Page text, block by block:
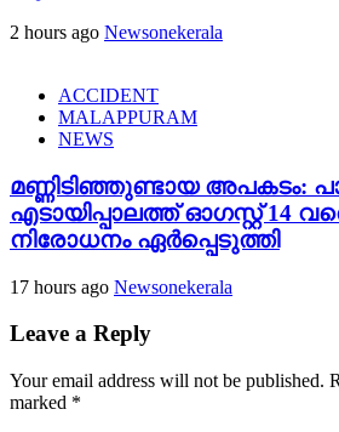
2 hours ago Newsonekerala
ACCIDENT
MALAPPURAM
NEWS
മണ്ണിടിഞ്ഞുണ്ടായ അപകടം:
എടായിപ്പാലത്ത് ഓഗസ്റ്റ് 14
നിരോധനം ഏര്‍പ്പെടുത്തി
17 hours ago Newsonekerala
Leave a Reply
Your email address will not be published.
marked *